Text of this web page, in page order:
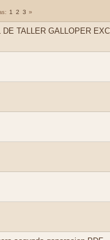
1 2 3
TALLER GALLOPER